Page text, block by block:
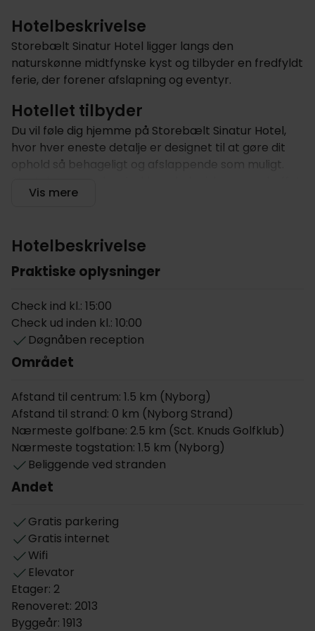
Hotelbeskrivelse
Storebælt Sinatur Hotel ligger langs den
naturskønne midtfynske kyst og tilbyder en fredfyldt
ferie, der forener afslapning og eventyr.
Hotellet tilbyder
Du vil føle dig hjemme på Storebælt Sinatur Hotel,
hvor hver eneste detalje er designet til at gøre dit
ophold så behageligt og afslappende som muligt.
i hotellets restaurant, hvor lokale ingredienser giver
det bliver aften, kan du slå dig ned i loungeområdet
og slappe af med en drink. Receptionen er
bemandet 24/7, så der er altid nogen, der kan
hjælpe med alt, hvad du har brug for. Der er gratis
parkering og gratis cykeludlejning på hotellet.
Storebælt Sinatur Hotel er porten til Fyns naturlige
skønhed og charme. Fra hotellet er der udsigt til
perfekt til en sommerdukkert eller en forfriskende
vintervandring langs kysten. Indenfor kort afstand
venter den historiske by Nyborg med
brostensbelagte gader, hyggelige caféer og unikke
seværdigheder. Nyborg Slot, en smukt bevaret
middelalderfæstning, giver et indblik i regionens rige
historie, mens den lokale lystbådehavn og
gågaderne bidrager til byens charme. Hele Fyn er
perfekt til at udforske naturstier, cykelruter og
nærliggende landsbyer, som giver enhver rejse et
tidløst præg.
Værelser
Hvert værelse har en seng af god kvalitet, gratis
Vis mere
Hotelbeskrivelse
Praktiske oplysninger
Check ind kl.: 15:00
Check ud inden kl.: 10:00
Døgnåben reception
Området
Afstand til centrum: 1.5 km (Nyborg)
Afstand til strand: 0 km (Nyborg Strand)
Nærmeste golfbane: 2.5 km (Sct. Knuds Golfklub)
Nærmeste togstation: 1.5 km (Nyborg)
Beliggende ved stranden
Andet
Gratis parkering
Gratis internet
Wifi
Elevator
Etager: 2
Renoveret: 2013
Byggeår: 1913